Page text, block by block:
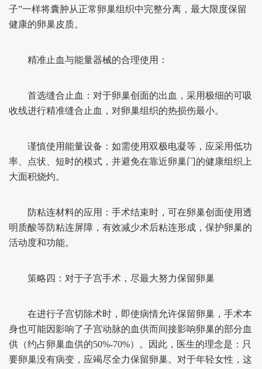
子”一样将囊肿从正常卵巢组织中完整分离，最大限度保留
健康的卵巢皮质。
精准止血与能量器械的合理使用：
首选缝合止血：对于卵巢创面的出血，采用极细的可吸
收线进行精准缝合止血，对卵巢组织的热损伤最小。
谨慎使用能量设备：如需使用双极电凝等，应采用低功
率、点状、短时的模式，并避免在靠近卵巢门的健康组织上
大面积烧灼。
防粘连材料的应用：手术结束时，可在卵巢创面使用透
明质酸等防粘连屏障，有效减少术后粘连形成，保护卵巢的
活动度和功能。
策略四：对于子宫手术，尽最大努力保留卵巢
在进行子宫切除术时，即使病情允许保留卵巢，手术本
身也可能因影响了子宫动脉的血供而间接影响卵巢的部分血
供（约占卵巢血供的50%-70%）。因此，医生的理念是：只
要卵巢没有病变，应竭尽全力保留卵巢。对于年轻女性，这